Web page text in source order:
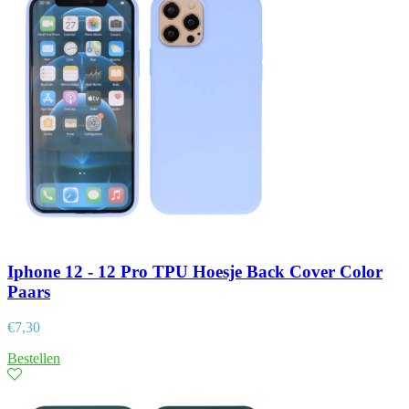
Iphone 12 - 12 Pro TPU Hoesje Back Cover Color
Paars
€7,30
Bestellen